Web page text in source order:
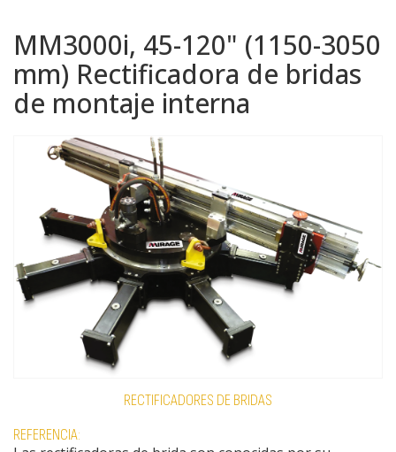
MM3000i, 45-120" (1150-3050
mm) Rectificadora de bridas
de montaje interna
RECTIFICADORES DE BRIDAS
REFERENCIA: